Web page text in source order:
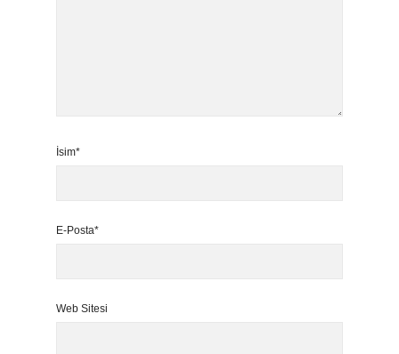
İsim*
E-Posta*
Web Sitesi